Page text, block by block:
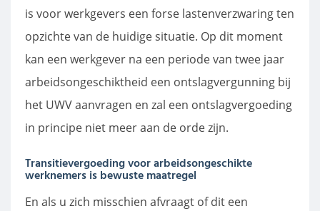
is voor werkgevers een forse lastenverzwaring ten
opzichte van de huidige situatie. Op dit moment
kan een werkgever na een periode van twee jaar
arbeidsongeschiktheid een ontslagvergunning bij
het UWV aanvragen en zal een ontslagvergoeding
in principe niet meer aan de orde zijn.
Transitievergoeding voor arbeidsongeschikte
werknemers is bewuste maatregel
En als u zich misschien afvraagt of dit een